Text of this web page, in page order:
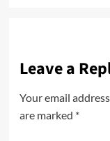
Leave a
Your email
are marked *